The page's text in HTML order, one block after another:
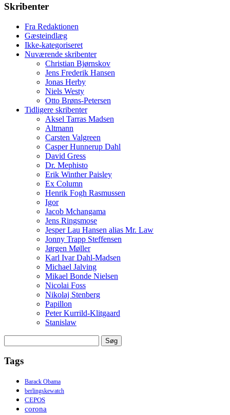
Skribenter
Fra Redaktionen
Gæsteindlæg
Ikke-kategoriseret
Nuværende skribenter
Christian Bjørnskov
Jens Frederik Hansen
Jonas Herby
Niels Westy
Otto Brøns-Petersen
Tidligere skribenter
Aksel Tarras Madsen
Altmann
Carsten Valgreen
Casper Hunnerup Dahl
David Gress
Dr. Mephisto
Erik Winther Paisley
Ex Column
Henrik Fogh Rasmussen
Igor
Jacob Mchangama
Jens Ringsmose
Jesper Lau Hansen alias Mr. Law
Jonny Trapp Steffensen
Jørgen Møller
Karl Ivar Dahl-Madsen
Michael Jalving
Mikael Bonde Nielsen
Nicolai Foss
Nikolaj Stenberg
Papillon
Peter Kurrild-Klitgaard
Stanislaw
efter:
Tags
Barack Obama
berlingskewatch
CEPOS
corona